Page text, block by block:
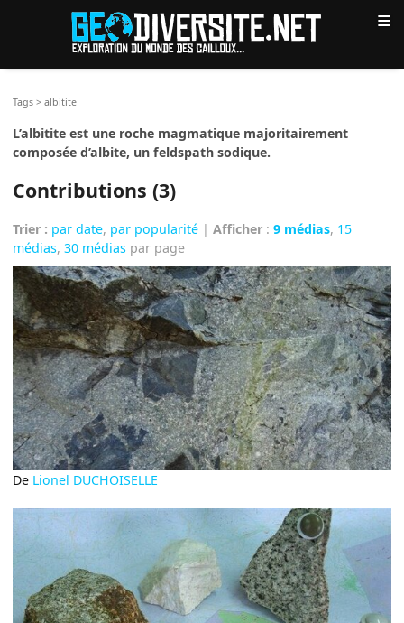
≡
Tags >albitite
L’albitite est une roche magmatique majoritairement
composée d’albite, un feldspath sodique.
Contributions (3)
Trier : par date, par popularité |Afficher :9 médias, 15
médias,30 médias par page
De Lionel DUCHOISELLE